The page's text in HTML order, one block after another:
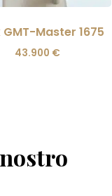
GMT-Master 1675
43.900 €